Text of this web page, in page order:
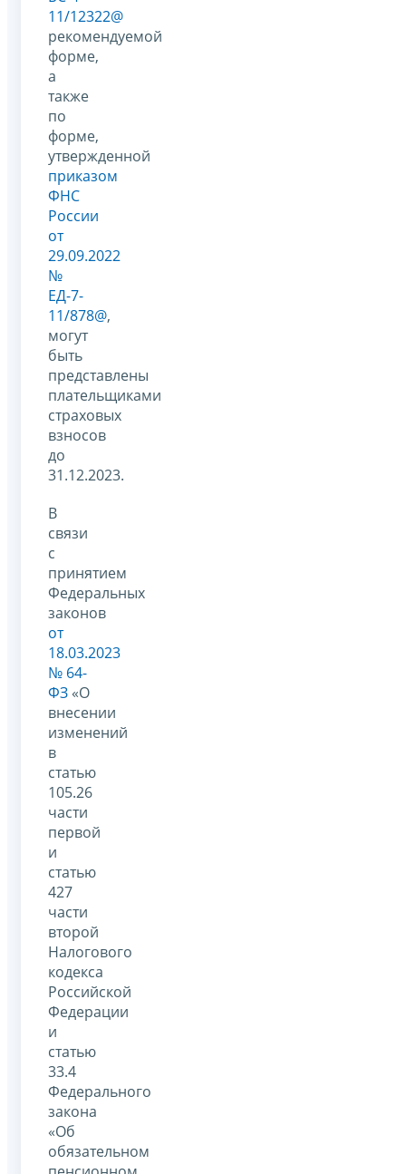
11/12322@
рекомендуемой
форме,
а
также
по
форме,
утвержденной
приказом
ФНС
России
от
29.09.2022
№
ЕД-7-
11/878@,
могут
быть
представлены
плательщиками
страховых
взносов
до
31.12.2023.
В
связи
с
принятием
Федеральных
законов
от
18.03.2023
№ 64-
ФЗ «О
внесении
изменений
в
статью
105.26
части
первой
и
статью
427
части
второй
Налогового
кодекса
Российской
Федерации
и
статью
33.4
Федерального
закона
«Об
обязательном